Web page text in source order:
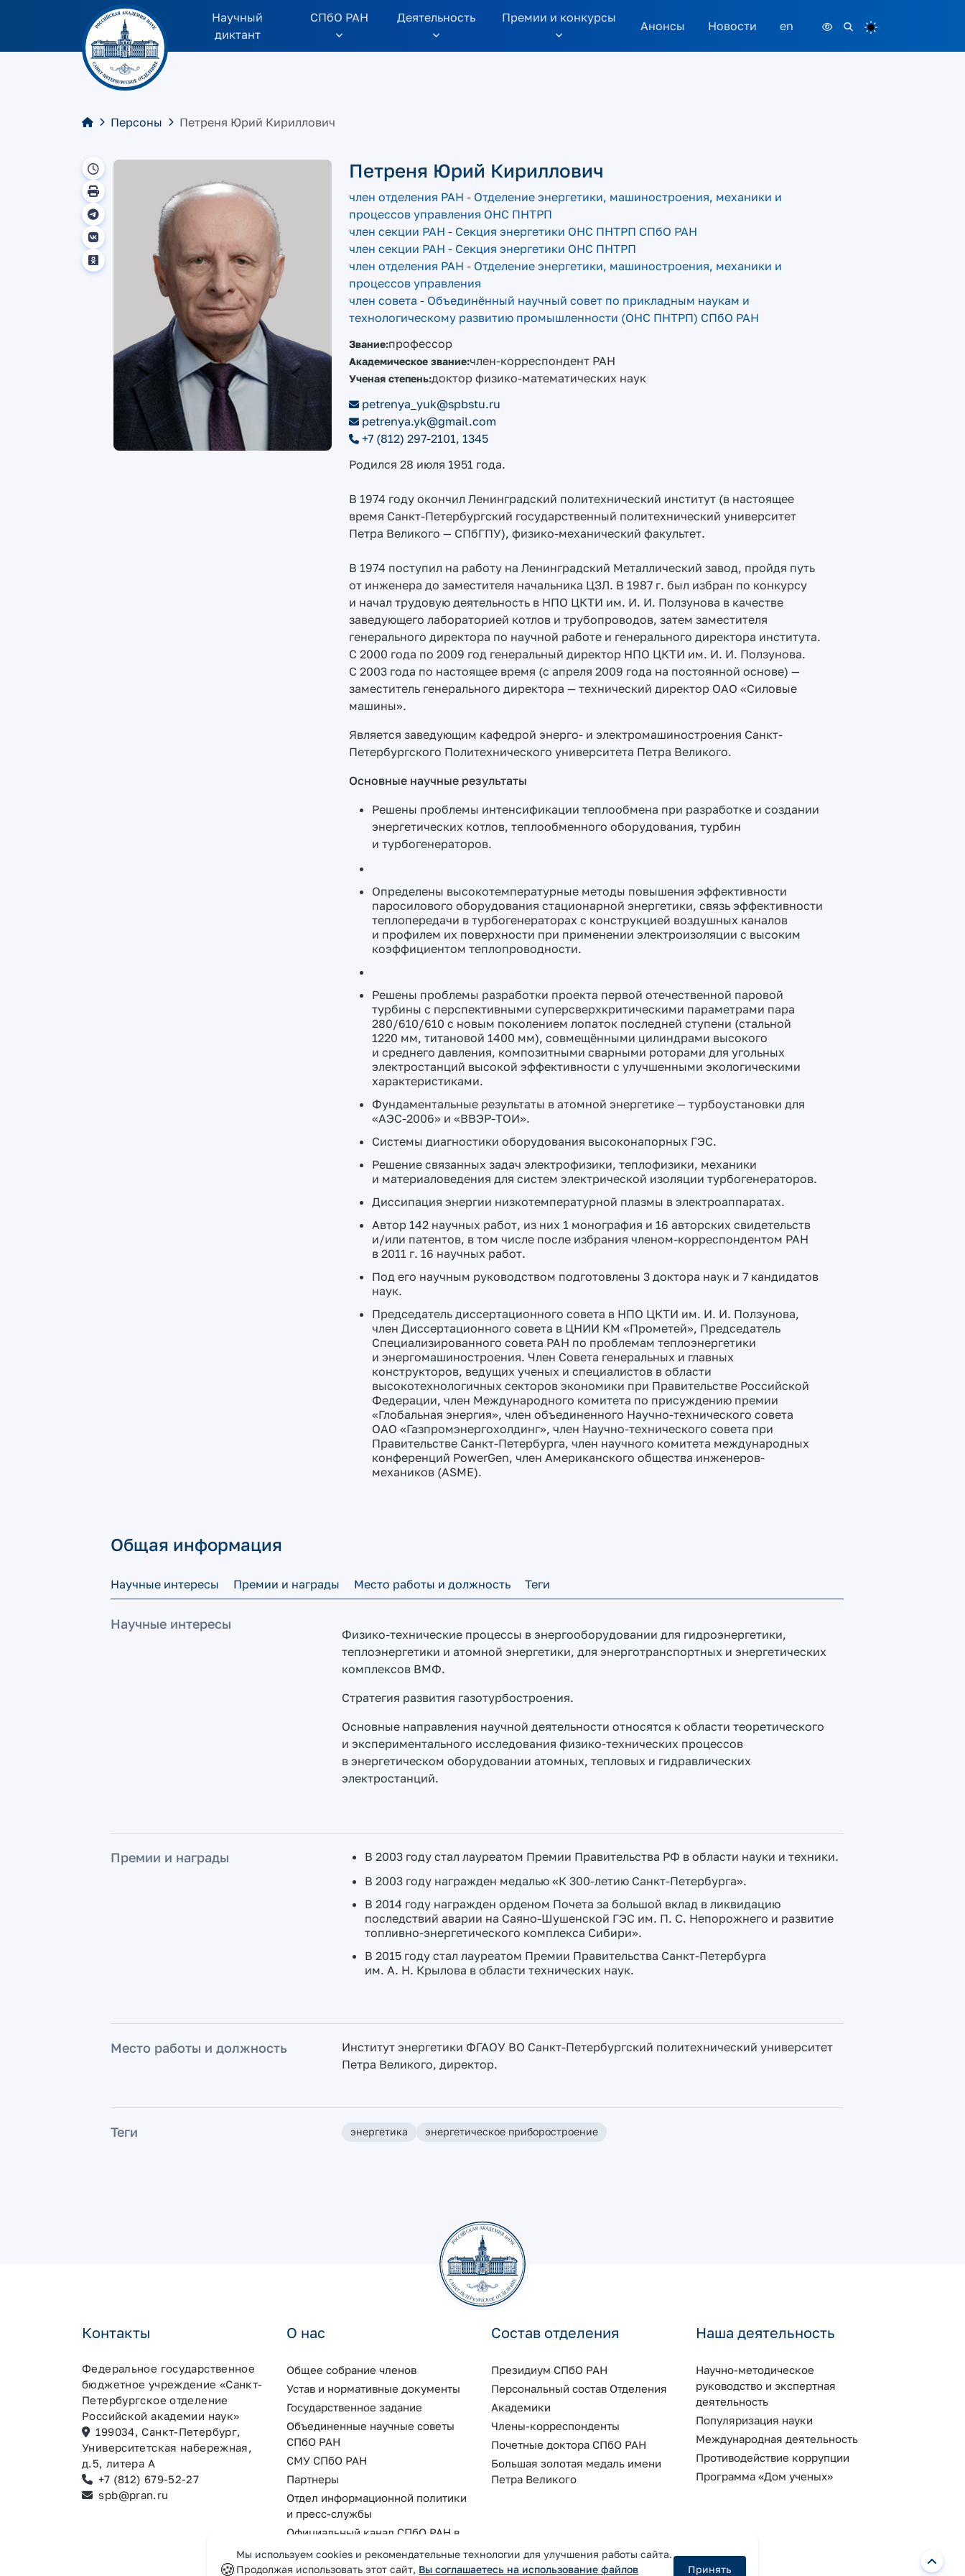
Научный
диктант
СПбО РАН Дeятельность Премии и конкурсы
Анонсы Новости en
Персоны Петреня Юрий Кириллович
Петреня Юрий Кириллович
член отделения РАН - Отделение энергетики, машиностроения, механики и
процессов управления ОНС ПНТРП
член секции РАН - Секция энергетики ОНС ПНТРП СПбО РАН
член секции РАН - Секция энергетики ОНС ПНТРП
член отделения РАН - Отделение энергетики, машиностроения, механики и
процессов управления
член совета - Объединённый научный совет по прикладным наукам и
технологическому развитию промышленности (ОНС ПНТРП) СПбО РАН
Родился 28 июля 1951 года.
В 1974 году окончил Ленинградский политехнический институт (в настоящее
время Санкт-Петербургский государственный политехнический университет
Петра Великого — СПбГПУ), физико-механический факультет.
В 1974 поступил на работу на Ленинградский Металлический завод, пройдя путь
от инженера до заместителя начальника ЦЗЛ. В 1987 г. был избран по конкурсу
и начал трудовую деятельность в НПО ЦКТИ им. И. И. Ползунова в качестве
заведующего лабораторией котлов и трубопроводов, затем заместителя
генерального директора по научной работе и генерального директора института.
С 2000 года по 2009 год генеральный директор НПО ЦКТИ им. И. И. Ползунова.
С 2003 года по настоящее время (с апреля 2009 года на постоянной основе) —
заместитель генерального директора — технический директор ОАО «Силовые
машины».
Является заведующим кафедрой энерго- и электромашиностроения Санкт-
Петербургского Политехнического университета Петра Великого.
Основные научные результаты
Решены проблемы интенсификации теплообмена при разработке и создании
энергетических котлов, теплообменного оборудования, турбин
и турбогенераторов.
Определены высокотемпературные методы повышения эффективности
паросилового оборудования стационарной энергетики, связь эффективности
теплопередачи в турбогенераторах с конструкцией воздушных каналов
и профилем их поверхности при применении электроизоляции с высоким
коэффициентом теплопроводности.
Решены проблемы разработки проекта первой отечественной паровой
турбины с перспективными суперсверхкритическими параметрами пара
280/610/610 с новым поколением лопаток последней ступени (стальной
1220 мм, титановой 1400 мм), совмещёнными цилиндрами высокого
и среднего давления, композитными сварными роторами для угольных
электростанций высокой эффективности с улучшенными экологическими
характеристиками.
Фундаментальные результаты в атомной энергетике — турбоустановки для
«АЭС-2006» и «ВВЭР-ТОИ».
Системы диагностики оборудования высоконапорных ГЭС.
Решение связанных задач электрофизики, теплофизики, механики
и материаловедения для систем электрической изоляции турбогенераторов.
Диссипация энергии низкотемпературной плазмы в электроаппаратах.
Автор 142 научных работ, из них 1 монография и 16 авторских свидетельств
и/или патентов, в том числе после избрания членом-корреспондентом РАН
в 2011 г. 16 научных работ.
Под его научным руководством подготовлены 3 доктора наук и 7 кандидатов
наук.
Председатель диссертационного совета в НПО ЦКТИ им. И. И. Ползунова,
член Диссертационного совета в ЦНИИ КМ «Прометей», Председатель
Специализированного совета РАН по проблемам теплоэнергетики
и энергомашиностроения. Член Совета генеральных и главных
конструкторов, ведущих ученых и специалистов в области
высокотехнологичных секторов экономики при Правительстве Российской
Федерации, член Международного комитета по присуждению премии
«Глобальная энергия», член объединенного Научно-технического совета
ОАО «Газпромэнергохолдинг», член Научно-технического совета при
Правительстве Санкт-Петербурга, член научного комитета международных
конференций PowerGen, член Американского общества инженеров-
механиков (ASME).
Звание:профессор
Академическое звание:член-корреспондент РАН
Ученая степень:доктор физико-математических наук
petrenya_yuk@spbstu.ru
petrenya.yk@gmail.com
+7 (812) 297-2101, 1345
Общая информация
Научные интересы Премии и награды Место работы и должность Теги
Научные интересы
Физико-технические процессы в энергооборудовании для гидроэнергетики,
теплоэнергетики и атомной энергетики, для энерготранспортных и энергетических
комплексов ВМФ.
Стратегия развития газотурбостроения.
Основные направления научной деятельности относятся к области теоретического
и экспериментального исследования физико-технических процессов
в энергетическом оборудовании атомных, тепловых и гидравлических
электростанций.
Премии и награды
В 2003 году стал лауреатом Премии Правительства РФ в области науки и техники.
В 2003 году награжден медалью «К 300-летию Санкт-Петербурга».
В 2014 году награжден орденом Почета за большой вклад в ликвидацию
последствий аварии на Саяно-Шушенской ГЭС им. П. С. Непорожнего и развитие
топливно-энергетического комплекса Сибири».
В 2015 году стал лауреатом Премии Правительства Санкт-Петербурга
им. А. Н. Крылова в области технических наук.
Место работы и должность
Институт энергетики ФГАОУ ВО Санкт-Петербургский политехнический университет
Петра Великого, директор.
Теги энергетика энергетическое приборостроение
Контакты
Федеральное государственное
бюджетное учреждение «Санкт-
Петербургское отделение
Российской академии наук»
199034, Санкт-Петербург,
Университетская набережная,
д.5, литера А
+7 (812) 679-52-27
spb@pran.ru
О нас
Общее собрание членов
Устав и нормативные документы
Государственное задание
Объединенные научные советы
СПбО РАН
СМУ СПбО РАН
Партнеры
Отдел информационной политики
и пресс-службы
Официальный канал СПбО РАН в
Состав отделения
Президиум СПбО РАН
Персональный состав Отделения
Академики
Члены-корреспонденты
Почетные доктора СПбО РАН
Большая золотая медаль имени
Петра Великого
Наша деятельность
Научно-методическое
руководство и экспертная
деятельность
Популяризация науки
Международная деятельность
Противодействие коррупции
Программа «Дом ученых»
🍪
Мы используем cookies и рекомендательные технологии для улучшения работы сайта.
Продолжая использовать этот сайт, Вы соглашаетесь на использование файлов Принять